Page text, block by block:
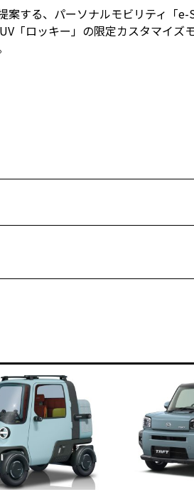
する、パーソナルモビリティ「e-
「ロッキー」の限定カスタマイズ